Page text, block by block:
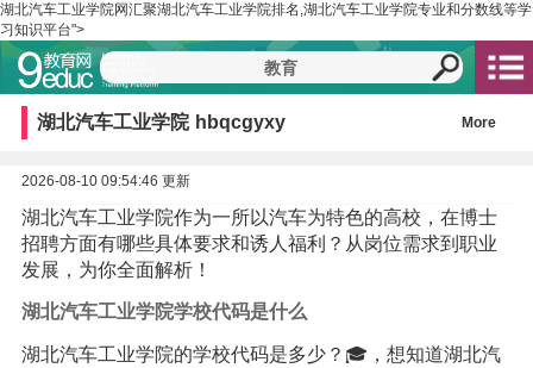
湖北汽车工业学院网汇聚湖北汽车工业学院排名,湖北汽车工业学院专业和分数线等学
习知识平台">
湖北汽车工业学院 hbqcgyxy More
2026-08-10 09:54:46 更新
湖北汽车工业学院作为一所以汽车为特色的高校，在博士
招聘方面有哪些具体要求和诱人福利？从岗位需求到职业
发展，为你全面解析！
湖北汽车工业学院学校代码是什么
湖北汽车工业学院的学校代码是多少？🎓，想知道湖北汽